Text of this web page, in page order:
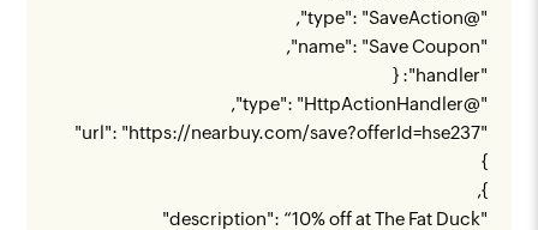
"@type": "SaveAction",
"name": "Save Coupon",
"handler": {
"@type": "HttpActionHandler",
"url": "
https://nearbuy.com/save?offerId=hse237
"
}
},
"description": “10% off at The Fat Duck"